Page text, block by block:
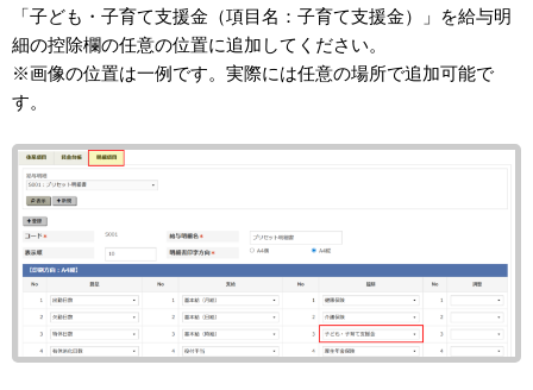
「子ども・子育て支援金（項目名：子育て支援金）」を給与明
細の控除欄の任意の位置に追加してください。
※画像の位置は一例です。実際には任意の場所で追加可能で
す。